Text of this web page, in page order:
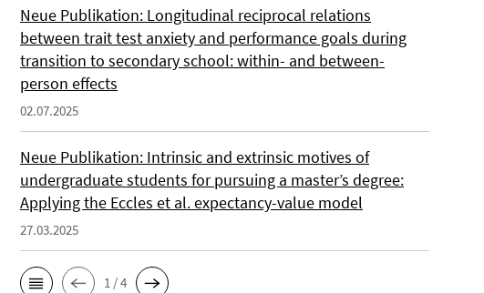
Neue Publikation: Longitudinal reciprocal relations
between trait test anxiety and performance goals during
transition to secondary school: within- and between-
person effects
02.07.2025
Neue Publikation: Intrinsic and extrinsic motives of
undergraduate students for pursuing a master’s degree:
Applying the Eccles et al. expectancy-value model
27.03.2025
1 / 4